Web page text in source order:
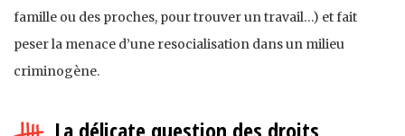
famille ou des proches, pour trouver un travail…) et fait
peser la menace d’une resocialisation dans un milieu
criminogène.